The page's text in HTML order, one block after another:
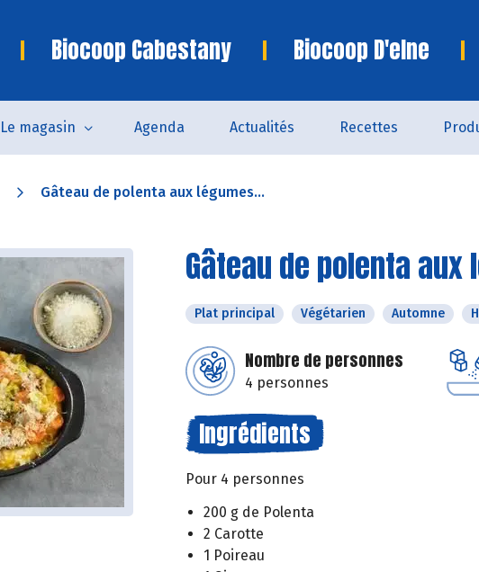
Biocoop Cabestany Biocoop D'elne
Le magasin Agenda Actualités Recettes
Gâteau de polenta aux légumes...
Gâteau de polenta aux
Plat principal Végétarien Automne
Nombre de personnes
4 personnes
Ingrédients
Pour 4 personnes
200 g de Polenta
2 Carotte
1 Poireau